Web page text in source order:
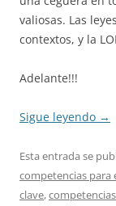
valiosas. Las
contextos, y la
Adelante!!!
Sigue leyendo →
Esta entrada se
competencias para
clave,